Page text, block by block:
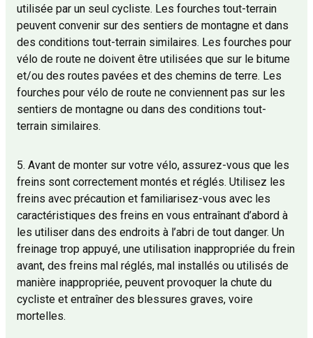
utilisée par un seul cycliste. Les fourches tout-terrain
peuvent convenir sur des sentiers de montagne et dans
des conditions tout-terrain similaires. Les fourches pour
vélo de route ne doivent être utilisées que sur le bitume
et/ou des routes pavées et des chemins de terre. Les
fourches pour vélo de route ne conviennent pas sur les
sentiers de montagne ou dans des conditions tout-
terrain similaires.
5. Avant de monter sur votre vélo, assurez-vous que les
freins sont correctement montés et réglés. Utilisez les
freins avec précaution et familiarisez-vous avec les
caractéristiques des freins en vous entraînant d’abord à
les utiliser dans des endroits à l’abri de tout danger. Un
freinage trop appuyé, une utilisation inappropriée du frein
avant, des freins mal réglés, mal installés ou utilisés de
manière inappropriée, peuvent provoquer la chute du
cycliste et entraîner des blessures graves, voire
mortelles.